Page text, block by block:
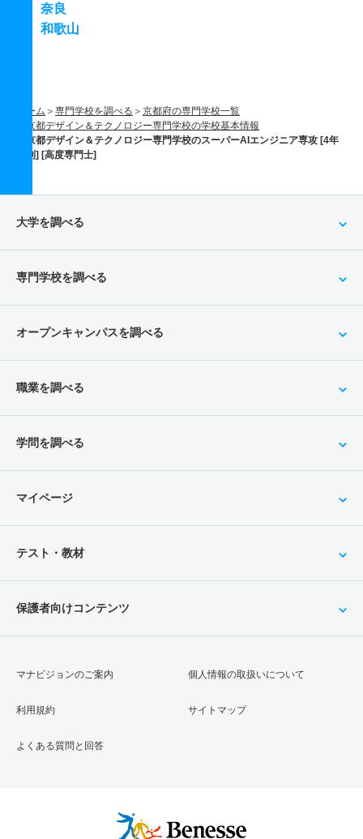
奈良
和歌山
ホーム 専門学校を調べる
京都府の専門学校一覧
京都デザイン＆テクノロジー専門学校の学校基本情報
京都デザイン＆テクノロジー専門学校のスーパーAIエンジニア専攻 [4年
制] [高度専門士]
大学を調べる
専門学校を調べる
オープンキャンパスを調べる
職業を調べる
学問を調べる
マイページ
テスト・教材
保護者向けコンテンツ
マナビジョンのご案内
利用規約
よくある質問と回答
個人情報の取扱いについて
サイトマップ